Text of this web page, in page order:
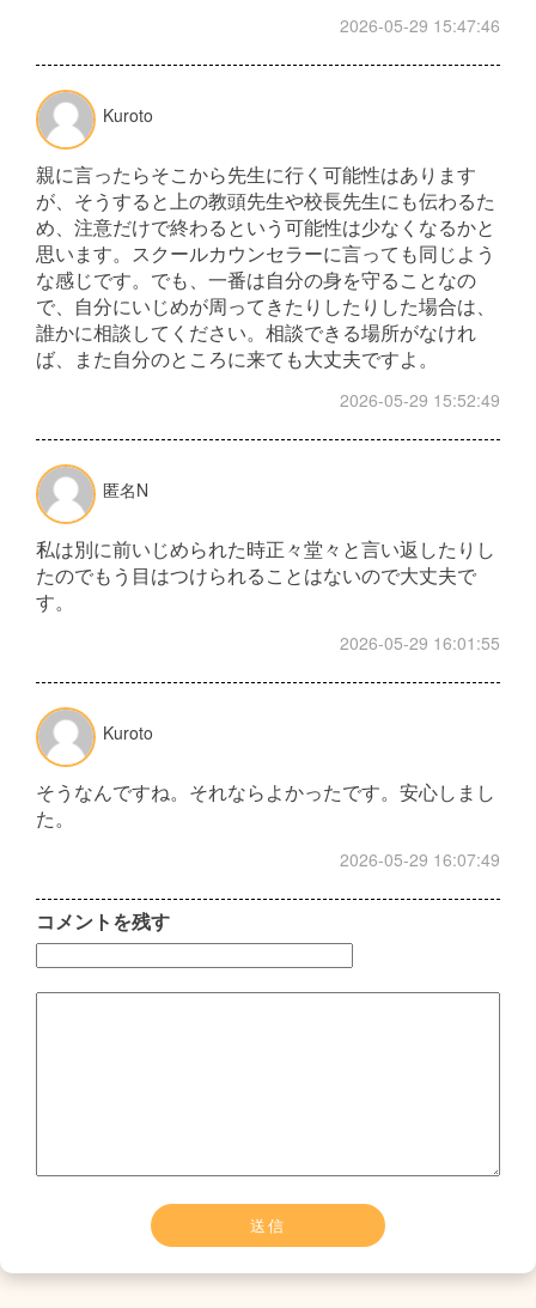
2026-05-29 15:47:46
Kuroto
親に言ったらそこから先生に行く可能性はあります
が、そうすると上の教頭先生や校長先生にも伝わるた
め、注意だけで終わるという可能性は少なくなるかと
思います。スクールカウンセラーに言っても同じよう
な感じです。でも、一番は自分の身を守ることなの
で、自分にいじめが周ってきたりしたりした場合は、
誰かに相談してください。相談できる場所がなけれ
ば、また自分のところに来ても大丈夫ですよ。
2026-05-29 15:52:49
匿名N
私は別に前いじめられた時正々堂々と言い返したりし
たのでもう目はつけられることはないので大丈夫で
す。
2026-05-29 16:01:55
Kuroto
そうなんですね。それならよかったです。安心しまし
た。
2026-05-29 16:07:49
コメントを残す